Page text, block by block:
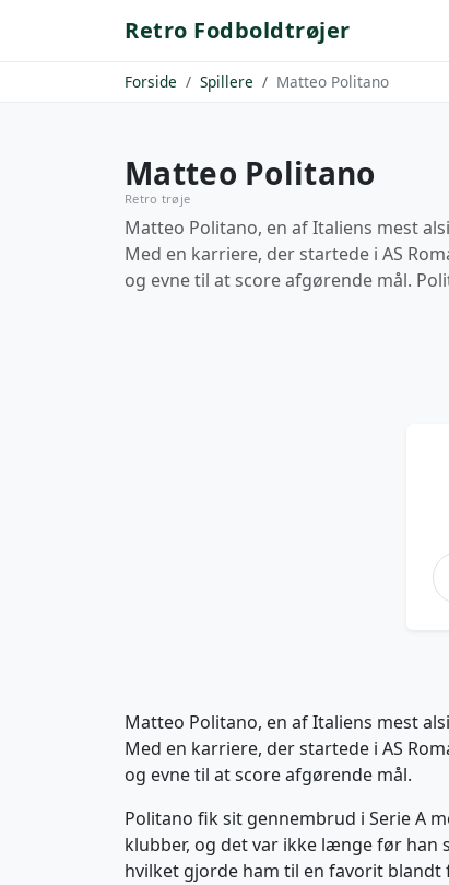
Retro Fodboldtrøjer
Forside Spillere Matteo Politano
Matteo Politano
Retro trøje
Matteo Politano, en af Italiens mest
Med en karriere, der startede i AS
og evne til at score afgørende mål.
Matteo Politano, en af Italiens mest
Med en karriere, der startede i AS
og evne til at score afgørende mål.
Politano fik sit gennembrud i Serie A
klubber, og det var ikke længe før han
hvilket gjorde ham til en favorit blandt